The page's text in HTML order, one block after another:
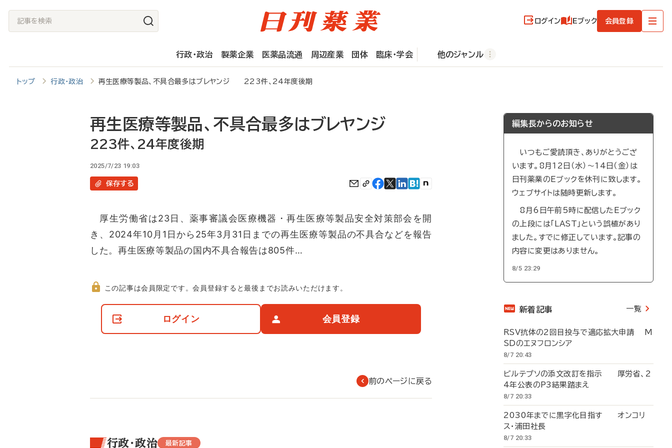
記
事
検
ログイン Eブック 会員登録
行政・政治 製薬企業 医薬品流通 周辺産業 団体 臨床・学会 他のジャンル
トップ 行政・政治 再生医療等製品、不具合最多はブレヤンジ 223件、24年度後期
再生医療等製品、不具合最多はブレヤンジ
223件、24年度後期
2025/7/23 19:03
保存する
厚生労働省は23日、薬事審議会医療機器・再生医療等製品安全対策部会を開
き、2024年10月1日から25年3月31日までの再生医療等製品の不具合などを報告
した。再生医療等製品の国内不具合報告は805件…
て
この記事は会員限定です。会員登録すると最後までお読みいただけます。
ログイン 会員登録
前のページに戻る
行政・政治 最新記事
編集長からのお知らせ
いつもご愛読頂き、ありがとうござ
います。8月12日（水）～14日（金）は
日刊薬業のEブックを休刊に致します。
ウェブサイトは随時更新します。
8月6日午前5時に配信したEブック
の上段には「LAST」という誤植があり
ました。すでに修正しています。記事の
内容に変更はありません。
8/5 23:29
新着記事 一覧
RSV抗体の2回目投与で適応拡大申請 M
SDのエヌフロンシア
8/7 20:43
ビルテプソの添文改訂を指示 厚労省、2
4年公表のP3結果踏まえ
8/7 20:33
2030年までに黒字化目指す オンコリ
ス・浦田社長
8/7 20:33